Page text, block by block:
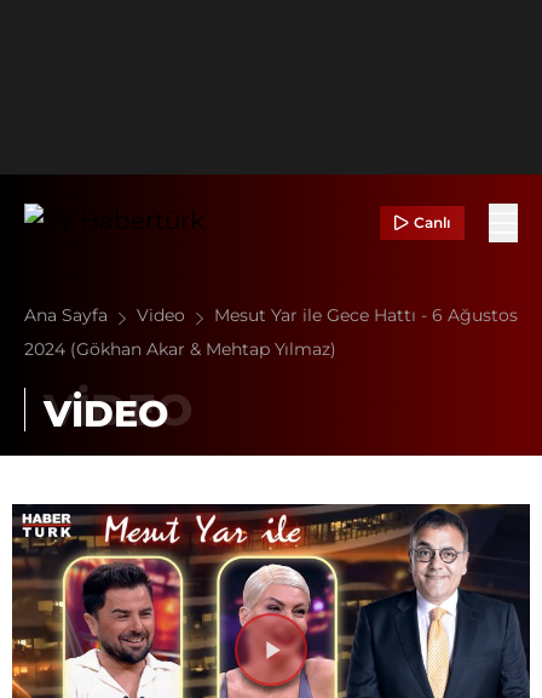
Canlı
Ana Sayfa Video
Mesut Yar ile Gece Hattı - 6 Ağustos
2024 (Gökhan Akar & Mehtap Yılmaz)
VİDEO
Videoyu